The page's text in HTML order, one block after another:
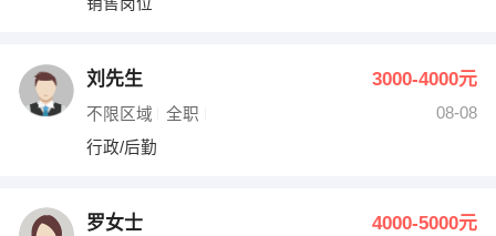
刘先生 3000-4000元
不限区域 全职
08-08
行政/后勤
罗女士 4000-5000元